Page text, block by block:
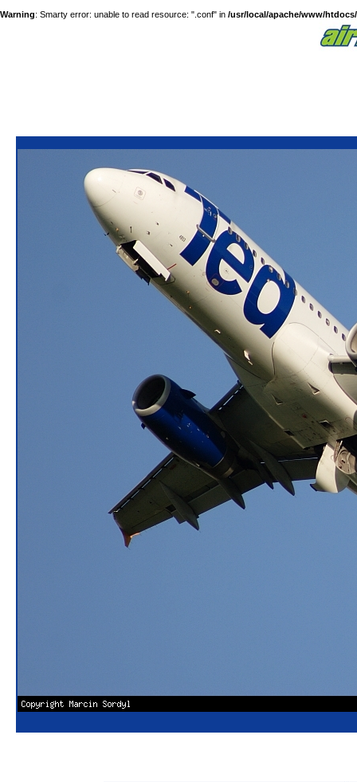
Warning: Smarty error: unable to read resource: ".conf" in /usr/local/apache/www/